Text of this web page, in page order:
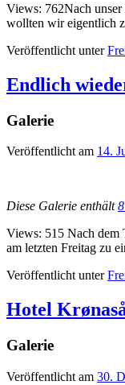
Views: 762Nach
wollten wir eigentlich
Veröffentlicht unter
Endlich
Galerie
Veröffentlicht am 14.
Diese Galerie enthält
Views: 515 Nach dem
am letzten Freitag zu
Veröffentlicht unter
Hotel
Galerie
Veröffentlicht am 30.